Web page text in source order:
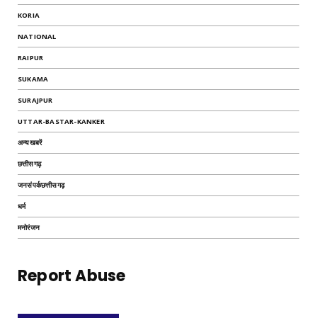
KORIA
NATIONAL
RAIPUR
SUKAMA
SURAJPUR
UTTAR-BASTAR-KANKER
अन्यखबरें
छत्तीसगढ़
जनसंपर्कछत्तीसगढ़
धर्म
मनोरंजन
Report Abuse